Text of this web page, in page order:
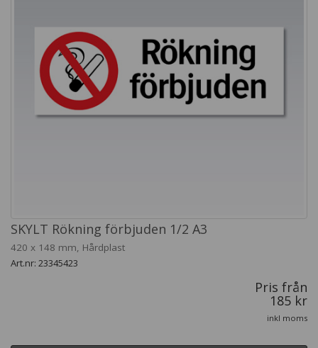
SKYLT Rökning förbjuden 1/2 A3
420 x 148 mm, Hårdplast
Art.nr: 23345423
Pris från
185 kr
inkl moms